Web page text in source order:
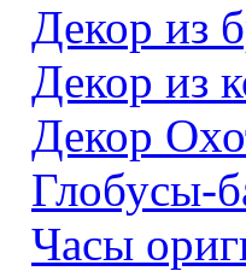
Декор из
Декор из
Декор
Глобусы-
Часы